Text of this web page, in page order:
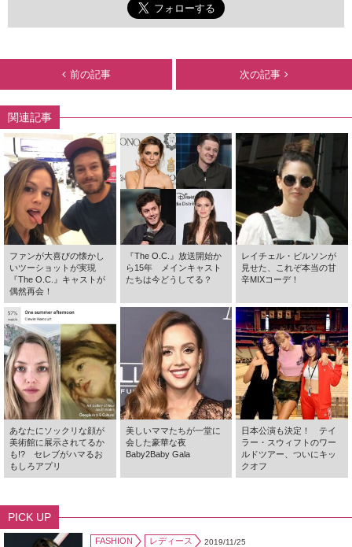
前の記事 次の記事
関連記事
ファンが大喜びの懐かし
いツーショットが実現
『The O.C.』キャストが
偶然再会！
『The O.C.』放送開始か
ら15年 メインキャスト
たちは今どうしてる？
レイチェル・ビルソンが
見せた、これぞ本当の甘
辛MIXコーデ！
あなたにソックリな顔が
美術館に展示されてるか
も!? セレブがハマるお
もしろアプリ
美しいママたちが一堂に
会した豪華な夜
Baby2Baby Gala
日本公演も決定！ テイ
ラー・スウィフトのワー
ルドツアー、ついにキッ
クオフ
PICK UP
FASHION レディース 2019/11/25